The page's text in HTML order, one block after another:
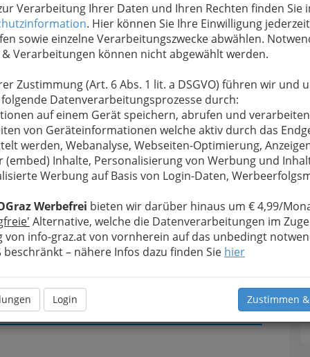
Verarbeitung Ihrer Daten und Ihren Rechten finden Sie
. Hier können Sie Ihre Einwilligung jederzeit
sowie einzelne Verarbeitungszwecke abwählen.
& Verarbeitungen können nicht abgewählt werden.
Zustimmung (Art. 6 Abs. 1 lit. a DSGVO) führen wir und
Datenverarbeitungsprozesse durch:
auf einem Gerät speichern, abrufen und
von Geräteinformationen welche aktiv durch das
werden, Webanalyse, Webseiten-Optimierung,
(embed) Inhalte, Personalisierung von Werbung und
Werbung auf Basis von Login-Daten,
Werbefrei bieten wir darüber hinaus um € 4,99/
Alternative, welche die Datenverarbeitungen im
von info-graz.at von vornherein auf das unbedingt
beschränkt – nähere Infos dazu finden Sie hier
Login Zustimmen
bewahren, verwenden wir an dieser Stelle zur
Ihre Nachricht wird nach dem Absenden
Scheucher weitergeleitet.
Meine Nachricht
Meine Nachricht senden